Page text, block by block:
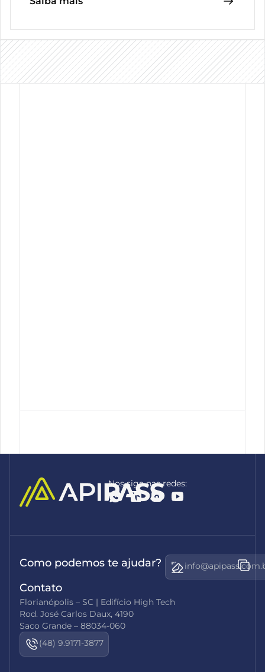
Nos siga nas redes:
Como podemos te ajudar?
Contato
Florianópolis – SC | Edifício High Tech
Rod. José Carlos Daux, 4190
Saco Grande – 88034-060
(48) 9.9171-3877